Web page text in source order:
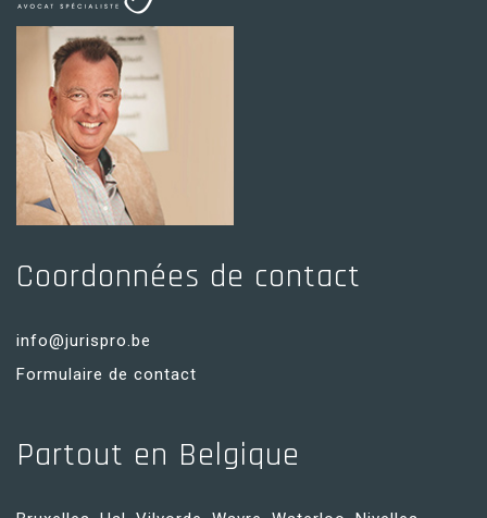
Coordonnées de contact
info@jurispro.be
Formulaire de contact
Partout en Belgique